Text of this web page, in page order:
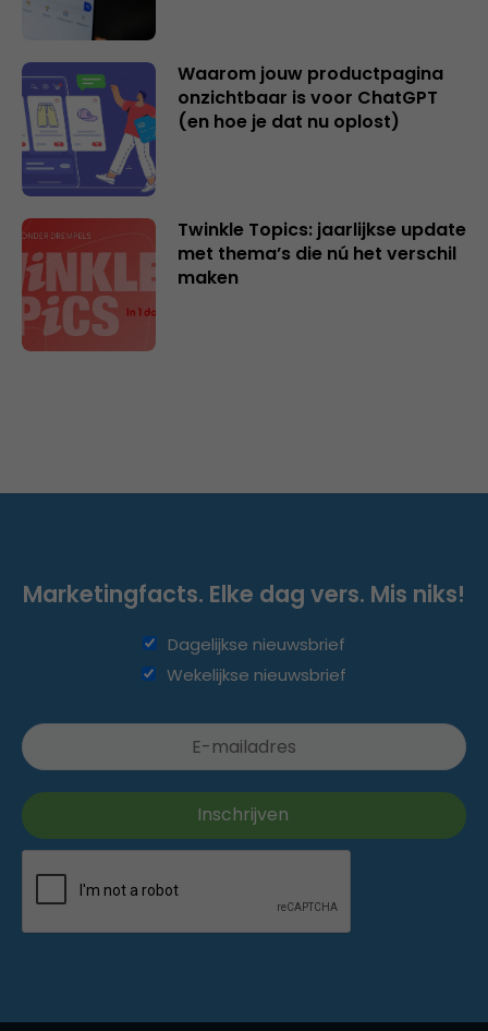
Waarom jouw productpagina
onzichtbaar is voor ChatGPT
(en hoe je dat nu oplost)
Twinkle Topics: jaarlijkse update
met thema’s die nú het verschil
maken
Marketingfacts. Elke dag vers. Mis niks!
Dagelijkse nieuwsbrief
Wekelijkse nieuwsbrief